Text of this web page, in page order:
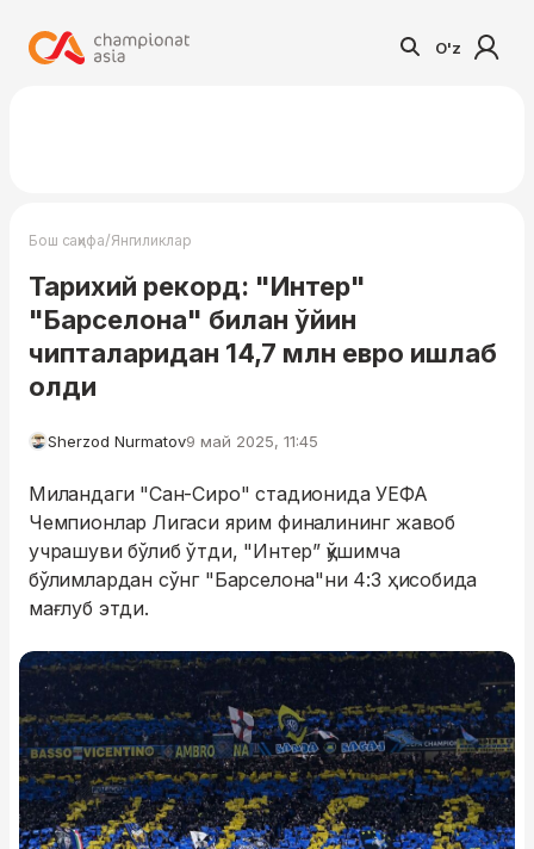
O'z
Бош саҳифа/Янгиликлар
Тарихий рекорд: "Интер"
"Барселона" билан ўйин
чипталаридан 14,7 млн евро ишлаб
олди
Sherzod Nurmatov9 май 2025, 11:45
Миландаги "Сан-Сиро" стадионида УEФА
Чемпионлар Лигаси ярим финалининг жавоб
учрашуви бўлиб ўтди, "Интер” қўшимча
бўлимлардан сўнг "Барселона"ни 4:3 ҳисобида
мағлуб этди.